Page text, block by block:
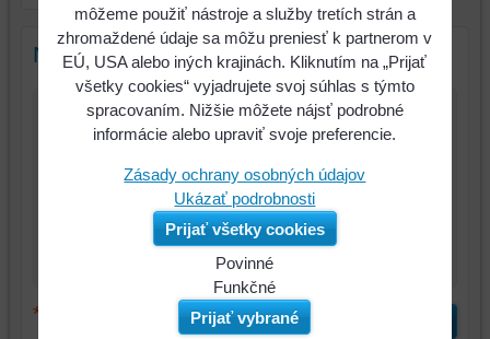
Nový komentár
*
môžeme použiť nástroje a služby tretích strán a
zhromaždené údaje sa môžu preniesť k partnerom v
EÚ, USA alebo iných krajinách. Kliknutím na „Prijať
všetky cookies“ vyjadrujete svoj súhlas s týmto
spracovaním. Nižšie môžete nájsť podrobné
informácie alebo upraviť svoje preferencie.
Zásady ochrany osobných údajov
Ukázať podrobnosti
Prijať všetky cookies
Povinné
Funkčné
Prijať vybrané